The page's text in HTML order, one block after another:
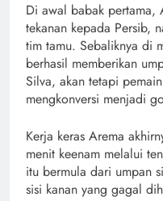
Di awal babak pertama,
tekanan kepada Persib,
tim tamu. Sebaliknya di
berhasil memberikan
Silva, akan tetapi
mengkonversi menjadi
Kerja keras Arema
menit keenam melalui
itu bermula dari umpan
sisi kanan yang gagal